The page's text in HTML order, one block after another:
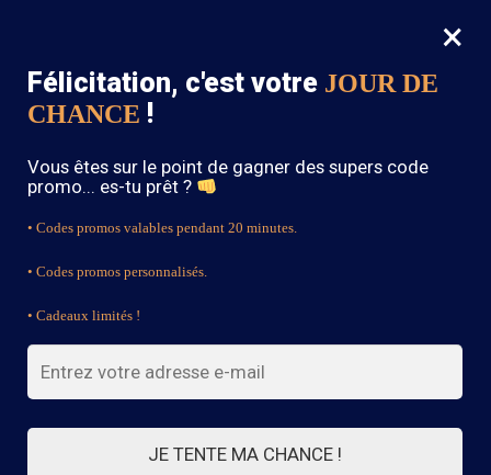
0
SOLDES : -15% sur toute la boutique avec le code « BOHEME15 »
×
Félicitation, c'est votre JOUR DE
CHANCE !
Vous êtes sur le point de gagner des supers code
promo... es-tu prêt ?
• Codes promos valables pendant 20 minutes.
• Codes promos personnalisés.
• Cadeaux limités !
JE TENTE MA CHANCE !